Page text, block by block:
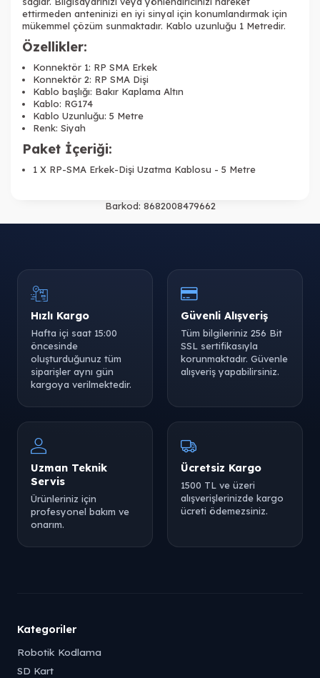
ettirmeden anteninizi en iyi sinyal için konumlandırmak için
mükemmel çözüm sunmaktadır. Kablo uzunluğu 1 Metredir.
Özellikler:
Konnektör 1: RP SMA Erkek
Konnektör 2: RP SMA Dişi
Kablo başlığı: Bakır Kaplama Altın
Kablo: RG174
Kablo Uzunluğu: 5 Metre
Renk: Siyah
Paket İçeriği:
1 X RP-SMA Erkek-Dişi Uzatma Kablosu - 5 Metre
Barkod: 8682008479662
Hızlı Kargo
Hafta içi saat 15:00
öncesinde
oluşturduğunuz tüm
siparişler aynı gün
kargoya verilmektedir.
Güvenli Alışveriş
Tüm bilgileriniz 256 Bit
SSL sertifikasıyla
korunmaktadır. Güvenle
alışveriş yapabilirsiniz.
Uzman Teknik
Servis
Ürünleriniz için
profesyonel bakım ve
onarım.
Ücretsiz Kargo
1500 TL ve üzeri
alışverişlerinizde kargo
ücreti ödemezsiniz.
Kategoriler
Robotik Kodlama
SD Kart